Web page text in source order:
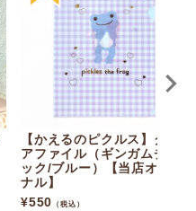
【かえるのピクルス】クリ
アファイル（ギンガムチェ
ック/ブルー）【当店オリジ
ナル】
¥550 （税込）